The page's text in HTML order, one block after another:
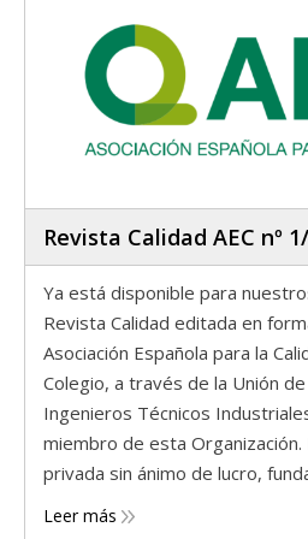
Revista Calidad AEC nº
Ya está disponible para
Revista Calidad editada en
Asociación Española para la
Colegio, a través de la Unión
Ingenieros Técnicos
miembro de esta Organización.
privada sin ánimo de lucro,
Leer más